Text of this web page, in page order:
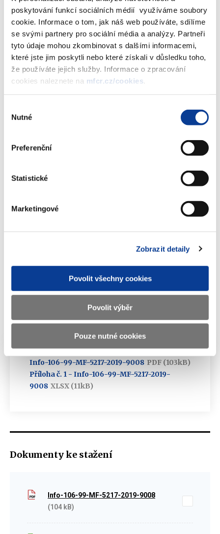
poskytování funkcí sociálních médií využíváme soubory
cookie. Informace o tom, jak náš web používáte, sdílíme
se svými partnery pro sociální média a analýzy. Partneři
tyto údaje mohou zkombinovat s dalšími informacemi,
které jste jim poskytli nebo které získali v důsledku toho,
že používáte jejich služby. Informace o zpracování
cookies naleznete na mfcr.cz/cookies
souhlasu
Nutné
Preferenční
Statistické
Marketingové
Zobrazit detaily
Povolit všechny cookies
Povolit výběr
Pouze nutné cookies
(například náklady soudního řízení, náklady na právní
zastoupení, postih od poskytovatele dotace apod.);
Informaci, zda jste zjistili, která osoba či osoby jsou za
vznik škody odpovědné. Žádáme o sdělení jména a
pracovního zařazení osoby, která je za škodu odpovědná;
případně označení dodavatele služby, který je za škodu
odpovědný;
jakým výsledkem (jaká část škody byla vymožena a kdy).
Škoda může být vymáhána písemnou výzvou k úhradě,
započtením škody na jinou vzájemnou pohledávku,
podanou žalobou apod. – žádáme o konkrétní informaci,
odpovědné osobě či osobám byla podána žaloba, žádáme
o označení soudu a spisovou značku, pod kterou je řízení
V případě, že jste se rozhodli škodu nevymáhat, žádáme o
Pokud existuje písemný zápis o tomto rozhodnutí
Odpověď:
Dokumenty ke stažení
Info-106-99-MF-5217-2019-9008 PDF (103kB)
Příloha č. 1 - Info-106-99-MF-5217-2019-
9008 XLSX (11kB)
Dokumenty ke stažení
Info-106-99-MF-5217-2019-9008
(104 kB)